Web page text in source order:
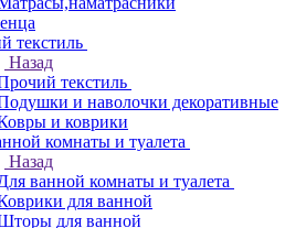
текстиль
Назад
текстиль
и наволочки декоративные
и коврики
комнаты и туалета
Назад
ванной комнаты и туалета
для ванной
для ванной